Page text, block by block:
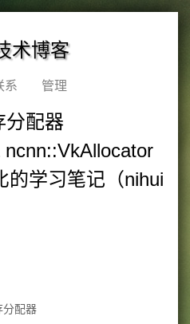
术博客
系 管理
分配器
的学习笔记（nihui
配器